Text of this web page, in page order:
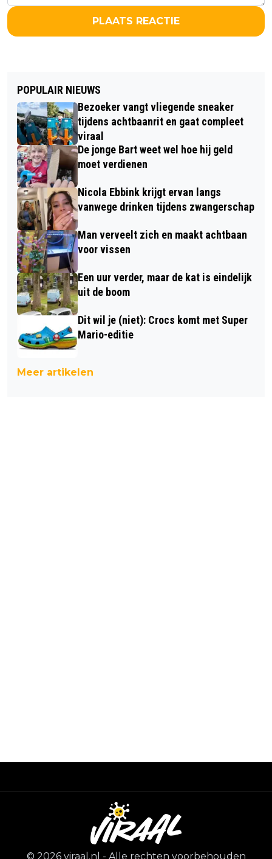
PLAATS REACTIE
POPULAIR NIEUWS
Bezoeker vangt vliegende sneaker
tijdens achtbaanrit en gaat compleet
viraal
De jonge Bart weet wel hoe hij geld
moet verdienen
Nicola Ebbink krijgt ervan langs
vanwege drinken tijdens zwangerschap
Man verveelt zich en maakt achtbaan
voor vissen
Een uur verder, maar de kat is eindelijk
uit de boom
Dit wil je (niet): Crocs komt met Super
Mario-editie
Meer artikelen
© 2026 viraal.nl - Alle rechten voorbehouden